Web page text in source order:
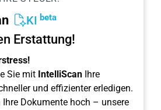
KI beta
Erstattung!
Sie mit IntelliScan Ihre
und effizienter erledigen.
Dokumente hoch – unsere